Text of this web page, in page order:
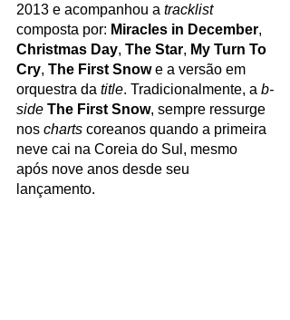
2013 e acompanhou a tracklist
composta por: Miracles in December,
Christmas Day, The Star, My Turn To
Cry, The First Snow e a versão em
orquestra da title. Tradicionalmente, a b-
side The First Snow, sempre ressurge
nos charts coreanos quando a primeira
neve cai na Coreia do Sul, mesmo
após nove anos desde seu
lançamento.